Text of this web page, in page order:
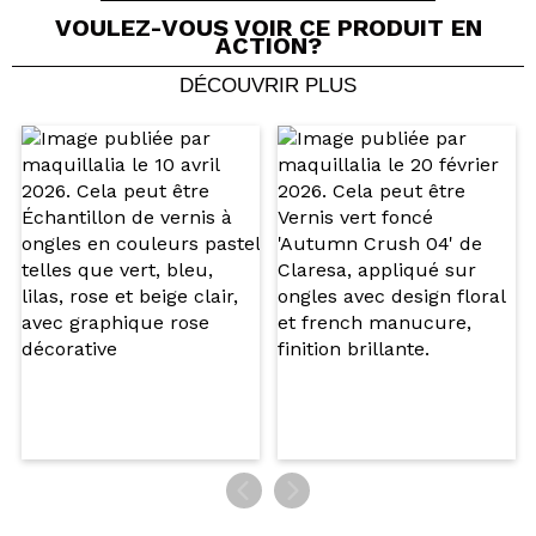
Partager une vidéo ou une photo
Votre vidéo pourrait être la première. Imaginez...
Recommandez-vous cet achat? Oui Non
ENVOYER
VOULEZ-VOUS VOIR CE PRODUIT EN
ACTION?
DÉCOUVRIR PLUS